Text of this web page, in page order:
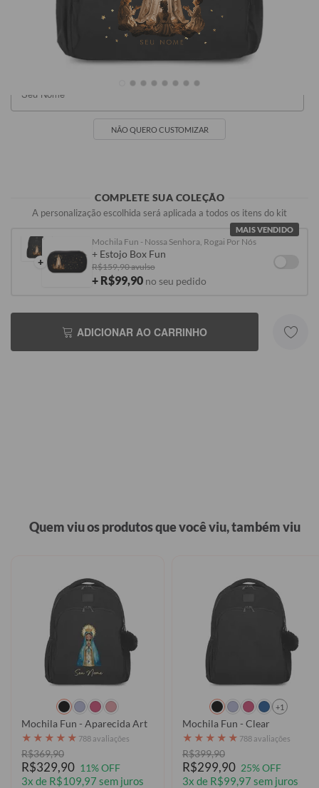
SEU NOME
R$329,90 R$329,90 R$329,90
NÃO QUERO CUSTOMIZAR
COMPLETE SUA COLEÇÃO
A personalização escolhida será aplicada a todos os itens do kit
MAIS VENDIDO
+
Mochila Fun - Nossa Senhora, Rogai Por Nós
+ Estojo Box Fun
R$159,90 avulso
+ R$99,90 no seu pedido
ADICIONAR AO CARRINHO
Quem viu os produtos que você viu, também viu
Mochila Fun - Aparecida Art
★ ★ ★ ★ ★ 788 avaliações
R$369,90
R$329,90 11% OFF
3x de R$109,97 sem juros
+1
Mochila Fun - Clear
★ ★ ★ ★ ★ 788 avaliações
R$399,90
R$299,90 25% OFF
3x de R$99,97 sem juros